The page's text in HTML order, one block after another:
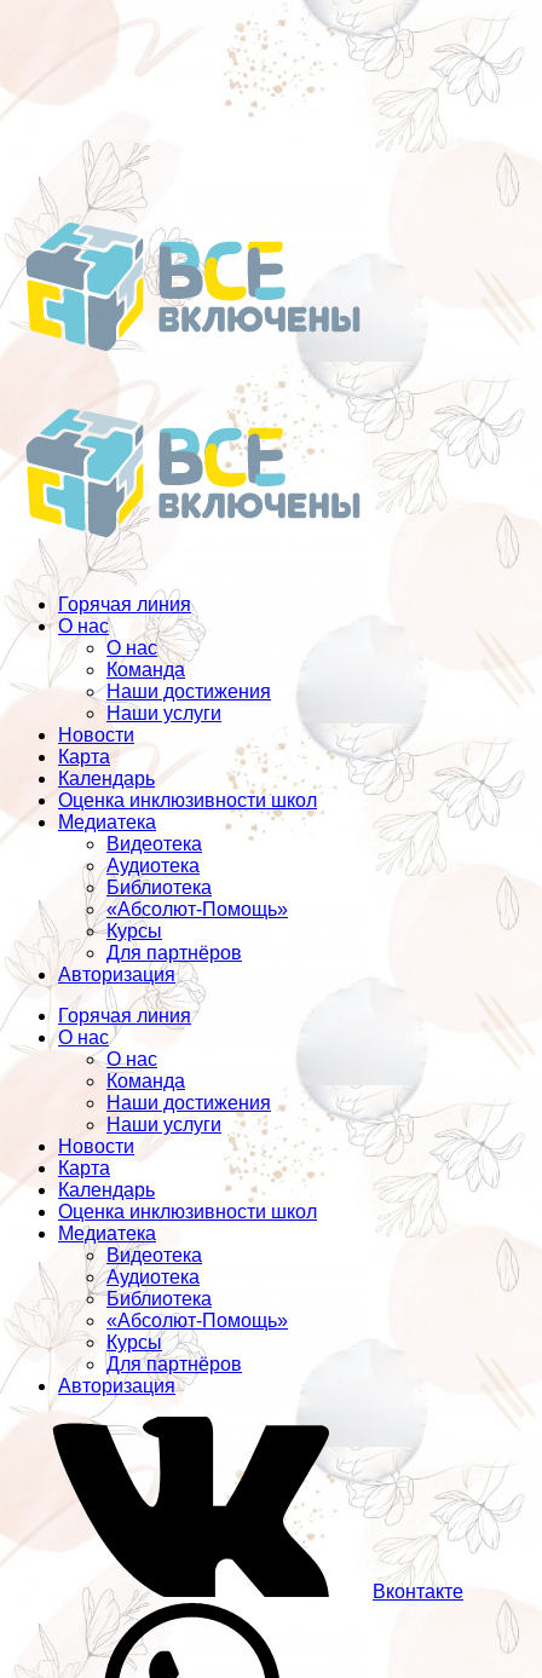
Перейти
к
содержанию
Горячая линия
О нас
О нас
Команда
Наши достижения
Наши услуги
Новости
Карта
Календарь
Оценка инклюзивности школ
Медиатека
Видеотека
Аудиотека
Библиотека
«Абсолют-Помощь»
Курсы
Для партнёров
Авторизация
Горячая линия
О нас
О нас
Команда
Наши достижения
Наши услуги
Новости
Карта
Календарь
Оценка инклюзивности школ
Медиатека
Видеотека
Аудиотека
Библиотека
«Абсолют-Помощь»
Курсы
Для партнёров
Авторизация
Вконтакте